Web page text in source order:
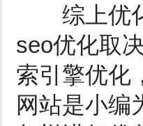
综上优化
seo优化取
索引擎优化
网站是小编